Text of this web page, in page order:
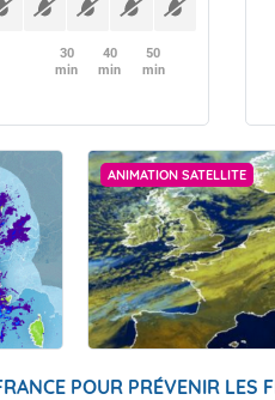
30
min
40
min
50
min
ANIMATION SATELLITE
POUR PRÉVENIR LES